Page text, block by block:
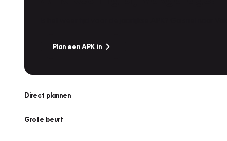
Plan een APK in
Direct plannen
Grote beurt